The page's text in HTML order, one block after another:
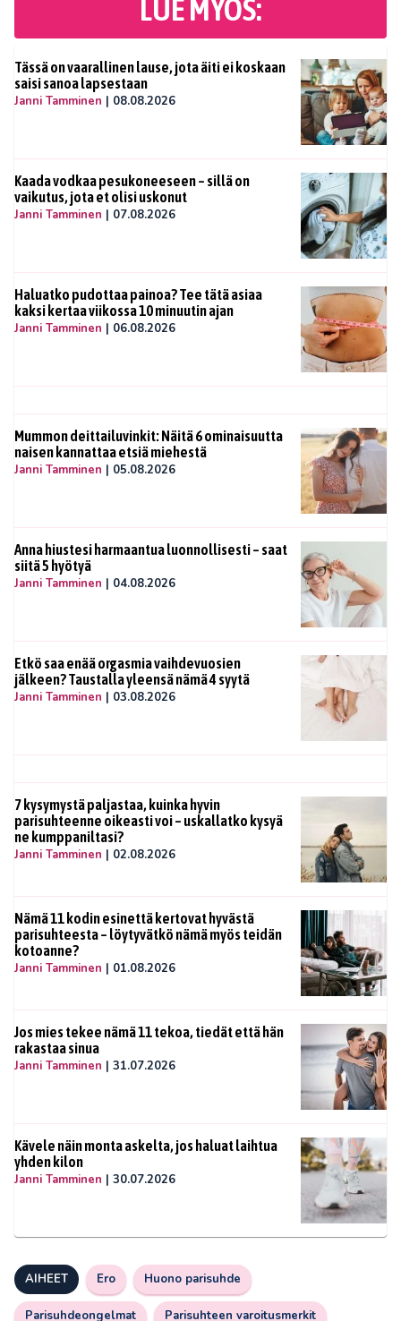
LUE MYÖS:
Tässä on vaarallinen lause, jota äiti ei koskaan
saisi sanoa lapsestaan
Janni Tamminen | 08.08.2026
Kaada vodkaa pesukoneeseen – sillä on
vaikutus, jota et olisi uskonut
Janni Tamminen | 07.08.2026
Haluatko pudottaa painoa? Tee tätä asiaa
kaksi kertaa viikossa 10 minuutin ajan
Janni Tamminen | 06.08.2026
Mummon deittailuvinkit: Näitä 6 ominaisuutta
naisen kannattaa etsiä miehestä
Janni Tamminen | 05.08.2026
Anna hiustesi harmaantua luonnollisesti – saat
siitä 5 hyötyä
Janni Tamminen | 04.08.2026
Etkö saa enää orgasmia vaihdevuosien
jälkeen? Taustalla yleensä nämä 4 syytä
Janni Tamminen | 03.08.2026
7 kysymystä paljastaa, kuinka hyvin
parisuhteenne oikeasti voi – uskallatko kysyä
ne kumppaniltasi?
Janni Tamminen | 02.08.2026
Nämä 11 kodin esinettä kertovat hyvästä
parisuhteesta – löytyvätkö nämä myös teidän
kotoanne?
Janni Tamminen | 01.08.2026
Jos mies tekee nämä 11 tekoa, tiedät että hän
rakastaa sinua
Janni Tamminen | 31.07.2026
Kävele näin monta askelta, jos haluat laihtua
yhden kilon
Janni Tamminen | 30.07.2026
AIHEET Ero Huono parisuhde
Parisuhdeongelmat Parisuhteen varoitusmerkit